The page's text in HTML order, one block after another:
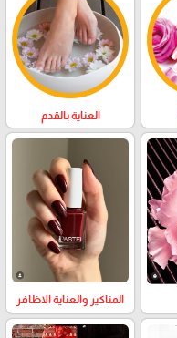
العناية بالقدم
المناكير والعناية الاظافر